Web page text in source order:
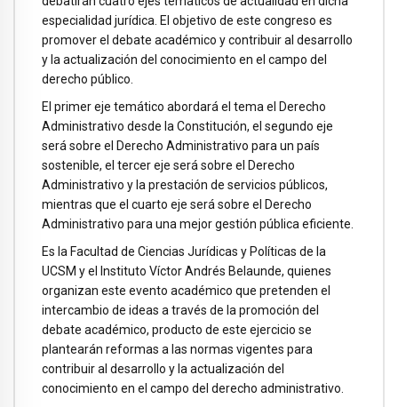
especialidad jurídica. El objetivo de este congreso es
promover el debate académico y contribuir al desarrollo
y la actualización del conocimiento en el campo del
derecho público.
El primer eje temático abordará el tema el Derecho
Administrativo desde la Constitución, el segundo eje
será sobre el Derecho Administrativo para un país
sostenible, el tercer eje será sobre el Derecho
Administrativo y la prestación de servicios públicos,
mientras que el cuarto eje será sobre el Derecho
Administrativo para una mejor gestión pública eficiente.
Es la Facultad de Ciencias Jurídicas y Políticas de la
UCSM y el Instituto Víctor Andrés Belaunde, quienes
organizan este evento académico que pretenden el
intercambio de ideas a través de la promoción del
debate académico, producto de este ejercicio se
plantearán reformas a las normas vigentes para
contribuir al desarrollo y la actualización del
conocimiento en el campo del derecho administrativo.